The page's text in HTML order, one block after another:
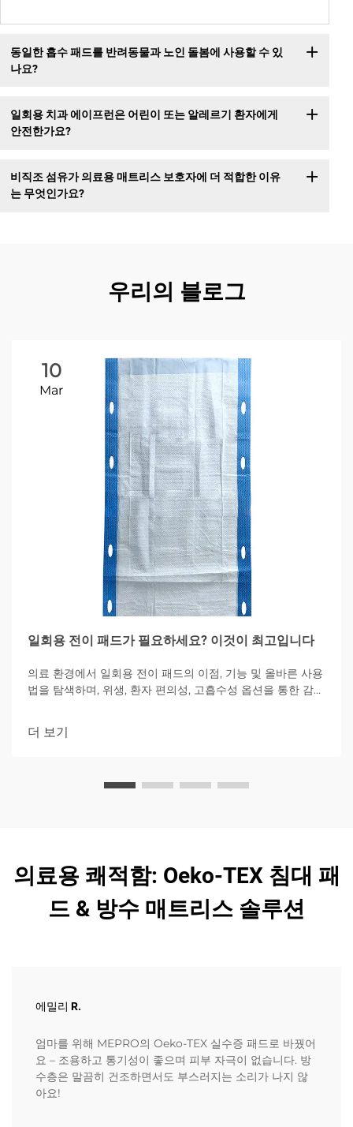
동일한 흡수 패드를 반려동물과 노인 돌봄에 사용할 수 있
나요?
일회용 치과 에이프런은 어린이 또는 알레르기 환자에게
안전한가요?
비직조 섬유가 의료용 매트리스 보호자에 더 적합한 이유
는 무엇인가요?
우리의 블로그
10
Mar
일회용 전이 패드가 필요하세요? 이것이 최고입니다
의료 환경에서 일회용 전이 패드의 이점, 기능 및 올바른 사용
법을 탐색하며, 위생, 환자 편의성, 고흡수성 옵션을 통한 감염
더 보기
의료용 쾌적함: Oeko-TEX 침대 패
드 & 방수 매트리스 솔루션
에밀리 R.
엄마를 위해 MEPRO의 Oeko-TEX 실수증 패드로 바꿨어
요 – 조용하고 통기성이 좋으며 피부 자극이 없습니다. 방
수층은 말끔히 건조하면서도 부스러지는 소리가 나지 않
아요!